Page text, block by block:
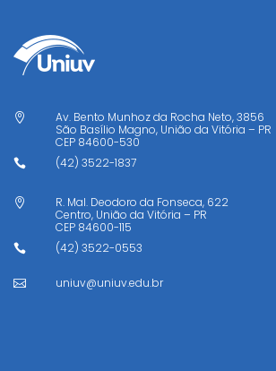

Av. Bento Munhoz da Rocha Neto, 3856
São Basílio Magno, União da Vitória – PR
CEP 84600-530
 (42) 3522-1837

R. Mal. Deodoro da Fonseca, 622
Centro, União da Vitória – PR
CEP 84600-115
 (42) 3522-0553
 uniuv@uniuv.edu.br